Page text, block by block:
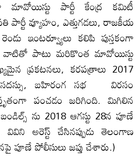
మావోయిస్టు పార్టీ కేంద్ర కమిటీ
పార్టీ వ్యూహం, ఎత్తుగడలు, రాజకీయ
ఇంటర్వ్యూలు కలిపి పుస్తకంగా
వాటితో పాటు మరికొంత మావోయిస్టు
ప్రకటనలు, కరపత్రాలు 2017
సదస్సు, బహిరంగ సభ విరసం
పంచడం జరిగింది. మిగిలిన
ను 2018 ఆగస్టు 28న పూణే
అరెస్ట్‌ చేసినప్పుడు తెలంగాణ
పూణే పోలీసులు జప్తు చేశారు.)